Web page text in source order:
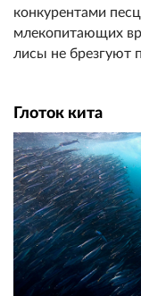
конкурентами
млекопитающих
лисы не брезгуют
Глоток кита